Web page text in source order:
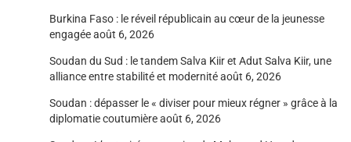
Burkina Faso : le réveil républicain au cœur de la jeunesse
engagéeaoût 6, 2026
Soudan du Sud : le tandem Salva Kiir et Adut Salva Kiir, une
alliance entre stabilité et modernitéaoût 6, 2026
Soudan : dépasser le « diviser pour mieux régner » grâce à la
diplomatie coutumièreaoût 6, 2026